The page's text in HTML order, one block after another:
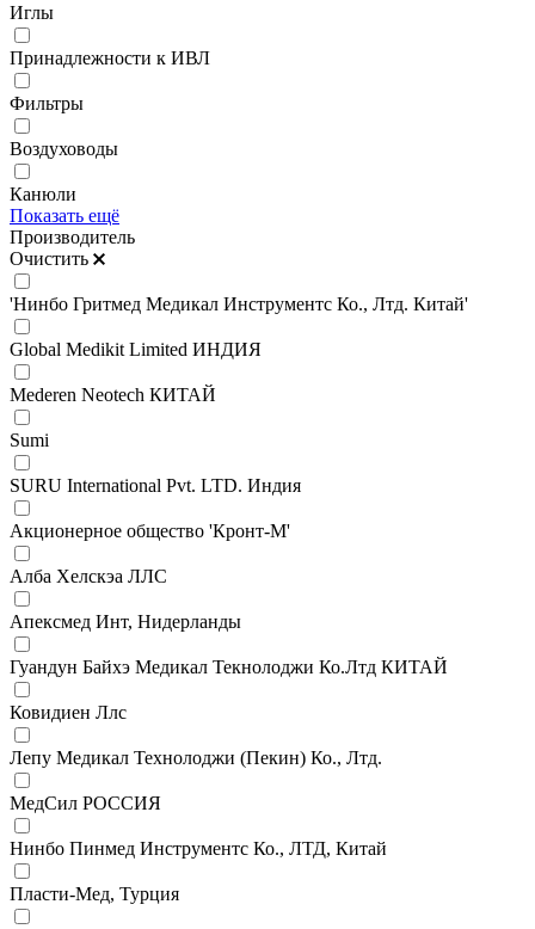
Иглы
Принадлежности к ИВЛ
Фильтры
Воздуховоды
Канюли
Показать ещё
Производитель
Очистить
'Нинбо Гритмед Медикал Инструментс Ко., Лтд. Китай'
Global Medikit Limited ИНДИЯ
Mederen Neotech КИТАЙ
Sumi
SURU International Pvt. LTD. Индия
Акционерное общество 'Кронт-М'
Алба Хелскэа ЛЛС
Апексмед Инт, Нидерланды
Гуандун Байхэ Медикал Текнолоджи Ко.Лтд КИТАЙ
Ковидиен Ллс
Лепу Медикал Технолоджи (Пекин) Ко., Лтд.
МедСил РОССИЯ
Нинбо Пинмед Инструментс Ко., ЛТД, Китай
Пласти-Мед, Турция